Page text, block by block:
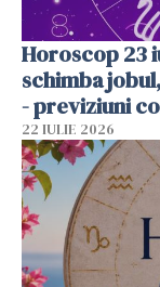
Horoscop 23
schimba
- previziuni
22 IULIE 2026